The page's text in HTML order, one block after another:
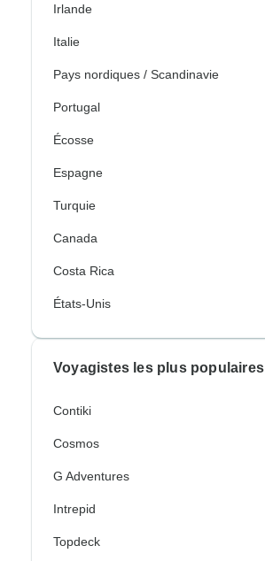
Irlande
Italie
Pays nordiques / Scandinavie
Portugal
Écosse
Espagne
Turquie
Canada
Costa Rica
États-Unis
Voyagistes les plus populaires
Contiki
Cosmos
G Adventures
Intrepid
Topdeck